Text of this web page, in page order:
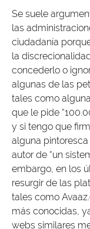
Se suele
las
ciudadanía
la
concederlo o
algunas de las
tales como
que le pide
y si tengo que
alguna
autor de “un
embargo, en los
resurgir de las
tales como
más conocidas,
webs similares